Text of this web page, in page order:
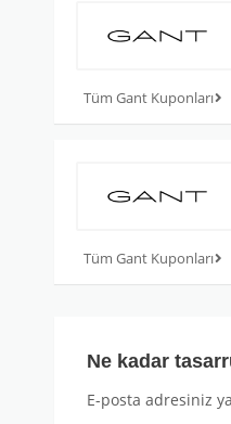
Tüm Gant Kuponları
Tüm Gant Kuponları
Ne kadar
E-posta adresiniz